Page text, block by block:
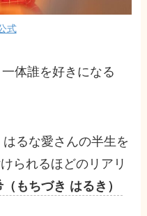
式
体誰を好きになる
るな愛さんの半生を
られるほどのリアリ
もちづき はるき）